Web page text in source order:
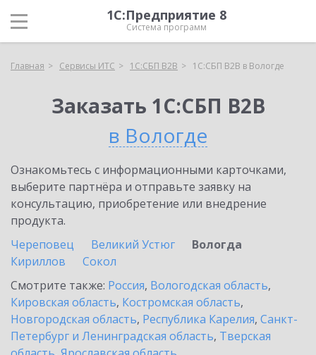
1С:Предприятие 8
Система программ
Главная Сервисы ИТС 1С:СБП B2B 1С:СБП B2B в Вологде
Заказать 1С:СБП B2B
в Вологде
Ознакомьтесь с информационными карточками,
выберите партнёра и отправьте заявку на
консультацию, приобретение или внедрение
продукта.
Череповец
Великий Устюг
Вологда
Кириллов
Сокол
Смотрите также: Россия, Вологодская область,
Кировская область, Костромская область,
Новгородская область, Республика Карелия, Санкт-
Петербург и Ленинградская область, Тверская